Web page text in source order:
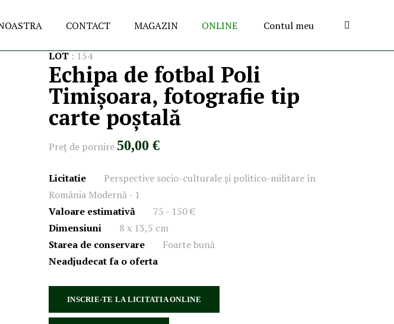
CONTACT MAGAZIN ONLINE Contul meu
LOT : 154
Echipa de fotbal Poli
Timișoara, fotografie tip
carte poștală
Preţ de pornire 50,00 €
Licitatie
Perspective socio-culturale și politico-militare în
România Modernă - 1
Valoare estimativă
75 - 150 €
Dimensiuni
8 x 13,5 cm
Starea de conservare
Foarte bună
Neadjudecat fa o oferta
INSCRIE-TE LA LICITATIA ONLINE